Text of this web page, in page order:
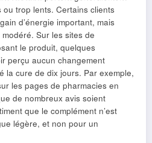
trop lents. Certains clients
d’énergie important, mais
modéré. Sur les sites de
le produit, quelques
perçu aucun changement
la cure de dix jours. Par exemple,
les pages de pharmacies en
de nombreux avis soient
que le complément n’est
légère, et non pour un